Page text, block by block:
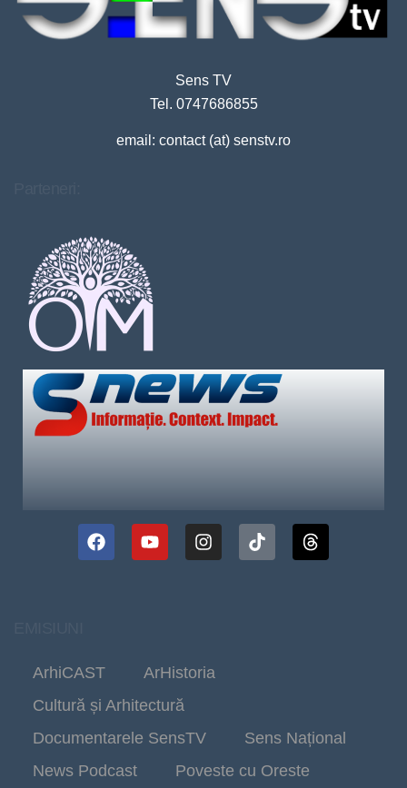
Sens TV
Tel. 0747686855
email: contact (at) senstv.ro
ArhiCAST
ArHistoria
Cultură și Arhitectură
Documentarele SensTV
Sens Național
News Podcast
Poveste cu Oreste